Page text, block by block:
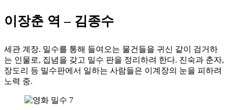
이장춘 역 – 김종수
세관 계장. 밀수를 통해 들여오는 물건들을 귀신 같이 검거하
는 인물로, 집념을 갖고 밀수 판을 정리하려 한다. 진숙과 춘자,
장도리 등 밀수판에서 일하는 사람들은 이계장의 눈을 피하려
노력 중.